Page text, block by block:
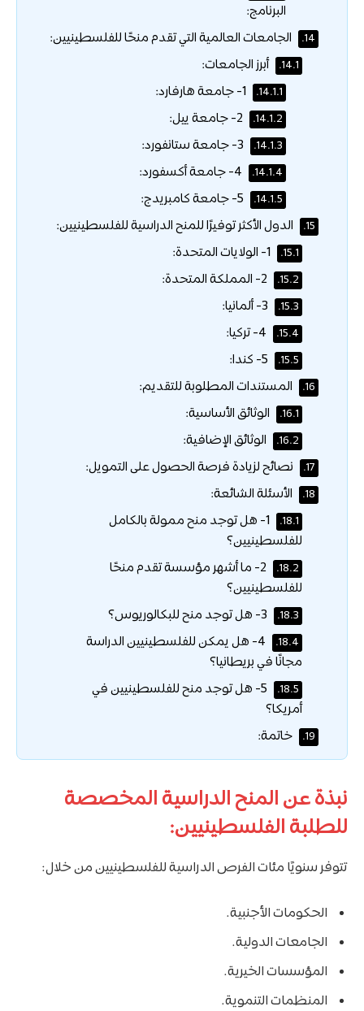
البرنامج:
14. الجامعات العالمية التي تقدم منحًا للفلسطينيين:
14.1. أبرز الجامعات:
14.1.1.
14.1.2.
14.1.3.
14.1.4.
14.1.5.
15. الدول الأكثر توفيرًا للمنح الدراسية للفلسطينيين:
15.1.
15.2.
15.3.
15.4.
15.5.
16. المستندات المطلوبة للتقديم:
16.1. الوثائق الأساسية:
16.2. الوثائق الإضافية:
17. نصائح لزيادة فرصة الحصول على التمويل:
18. الأسئلة الشائعة:
18.1.
1- هل توجد منح ممولة بالكامل
للفلسطينيين؟
18.2.
2- ما أشهر مؤسسة تقدم منحًا
للفلسطينيين؟
18.3.
18.4.
4- هل يمكن للفلسطينيين الدراسة
مجانًا في بريطانيا؟
18.5.
5- هل توجد منح للفلسطينيين في
أمريكا؟
19. خاتمة:
نبذة عن المنح الدراسية المخصصة
للطلبة الفلسطينيين:
تتوفر سنويًا مئات الفرص الدراسية للفلسطينيين من خلال:
الحكومات الأجنبية.
الجامعات الدولية.
المؤسسات الخيرية.
المنظمات التنموية.